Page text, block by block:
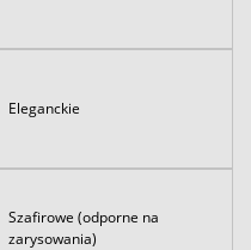
Eleganckie
Szafirowe (odporne na
zarysowania)